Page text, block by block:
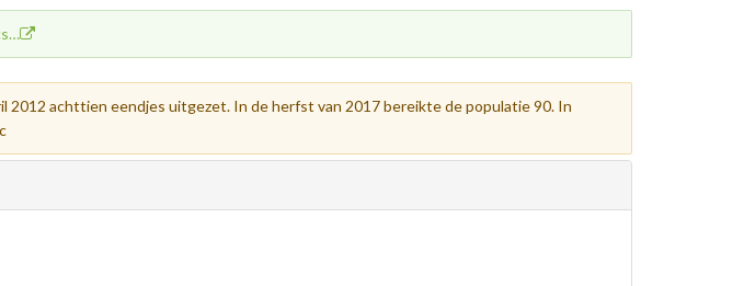
achttien eendjes uitgezet. In de herfst van 2017 bereikte de populatie 90. In